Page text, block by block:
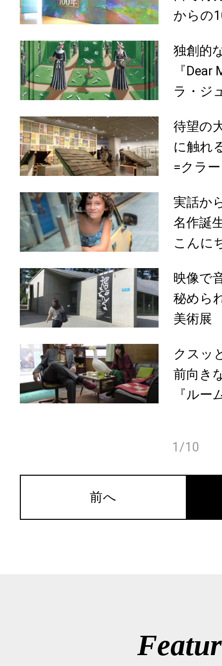
からの
独創的
『
ラ・ジ
待望の
に触れ
=クラ
実話か
名作誕
こんに
映像で
秘めら
美術展
クスッ
前向き
『ルー
1/10
前へ